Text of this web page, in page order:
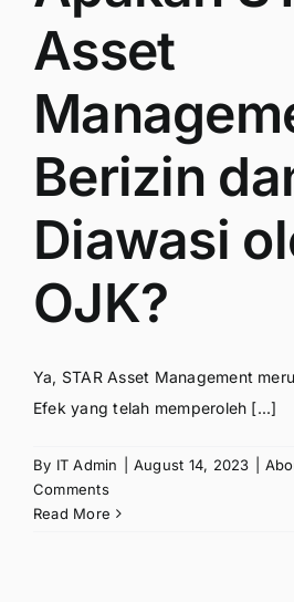
Asset
Berizin
Diawasi
OJK?
Ya, STAR Asset Management
Efek yang telah memperoleh [...]
By IT Admin August 14, 2023
Comments
Read More